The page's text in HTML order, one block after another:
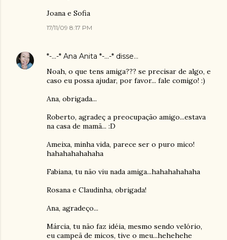
Joana e Sofia
17/11/09 8:17 PM
*-...-* Ana Anita *-...-* disse…
Noah, o que tens amiga??? se precisar de algo, e
caso eu possa ajudar, por favor... fale comigo! :)
Ana, obrigada...
Roberto, agradeç a preocupação amigo...estava
na casa de mamã... :D
Ameixa, minha vida, parece ser o puro mico!
hahahahahahaha
Fabiana, tu não viu nada amiga...hahahahahaha
Rosana e Claudinha, obrigada!
Ana, agradeço...
Márcia, tu não faz idéia, mesmo sendo velório,
eu campeã de micos, tive o meu...hehehehe